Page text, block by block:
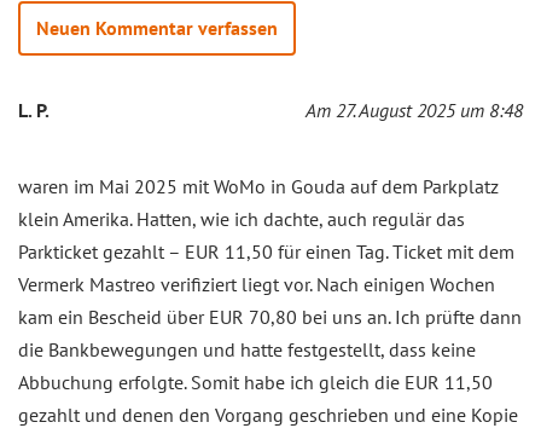
Neuen Kommentar verfassen
L. P. Am 27. August 2025 um 8:48
waren im Mai 2025 mit WoMo in Gouda auf dem Parkplatz
klein Amerika. Hatten, wie ich dachte, auch regulär das
Parkticket gezahlt – EUR 11,50 für einen Tag. Ticket mit dem
Vermerk Mastreo verifiziert liegt vor. Nach einigen Wochen
kam ein Bescheid über EUR 70,80 bei uns an. Ich prüfte dann
die Bankbewegungen und hatte festgestellt, dass keine
Abbuchung erfolgte. Somit habe ich gleich die EUR 11,50
gezahlt und denen den Vorgang geschrieben und eine Kopie